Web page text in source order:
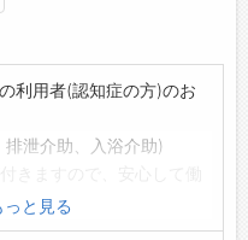
利用者(認知症の方)のお
泄介助、入浴介助)
もらえるように施設行事
っと見る